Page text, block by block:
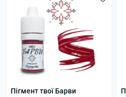
Пігмент твої Барви